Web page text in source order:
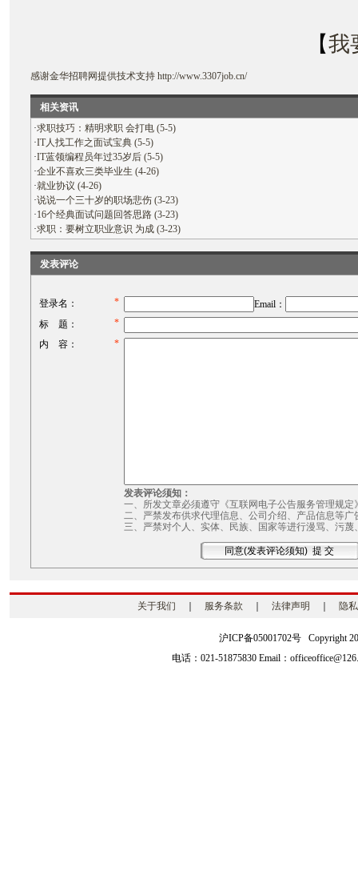
【我
感谢金华招聘网提供技术支持 http://www.3307job.cn/
相关资讯
·求职技巧：精明求职 会打电 (5-5)
·IT人找工作之面试宝典 (5-5)
·IT蓝领编程员年过35岁后 (5-5)
·企业不喜欢三类毕业生 (4-26)
·就业协议 (4-26)
·说说一个三十岁的职场悲伤 (3-23)
·16个经典面试问题回答思路 (3-23)
·求职：要树立职业意识 为成 (3-23)
发表评论
登录名： *
Email：
标 题：
*
内 容：
*
发表评论须知：
一、所发文章必须遵守《互联网电子公告服务管理规定
二、严禁发布供求代理信息、公司介绍、产品信息等广
三、严禁对个人、实体、民族、国家等进行漫骂、污蔑
关于我们 服务条款 法律声明 隐
沪ICP备05001702号 Copyright
电话：021-51875830 Email：